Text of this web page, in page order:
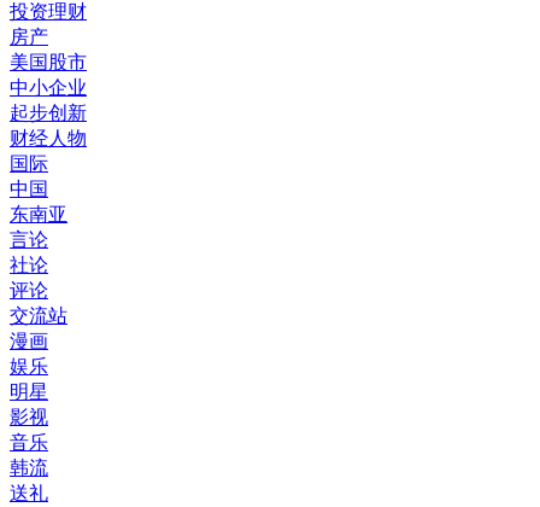
投资理财
房产
美国股市
中小企业
起步创新
财经人物
国际
中国
东南亚
言论
社论
评论
交流站
漫画
娱乐
明星
影视
音乐
韩流
送礼